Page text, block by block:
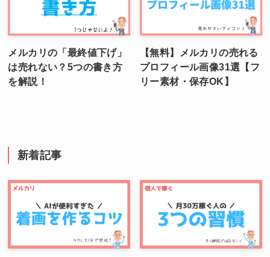
メルカリの「最終値下げ」
は売れない？5つの書き方
を解説！
【無料】メルカリの売れる
プロフィール画像31選【フ
リー素材・保存OK】
新着記事